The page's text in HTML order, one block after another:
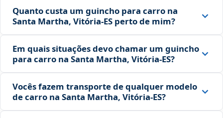
Quanto custa um guincho para carro na
Santa Martha, Vitória‑ES perto de mim?
Em quais situações devo chamar um guincho
para carro na Santa Martha, Vitória‑ES?
Vocês fazem transporte de qualquer modelo
de carro na Santa Martha, Vitória‑ES?